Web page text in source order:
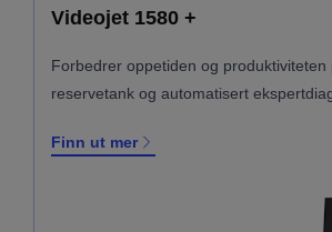
Videojet 1580 +
Forbedrer oppetiden og produktiviteten
reservetank og automatisert
Finn ut mer